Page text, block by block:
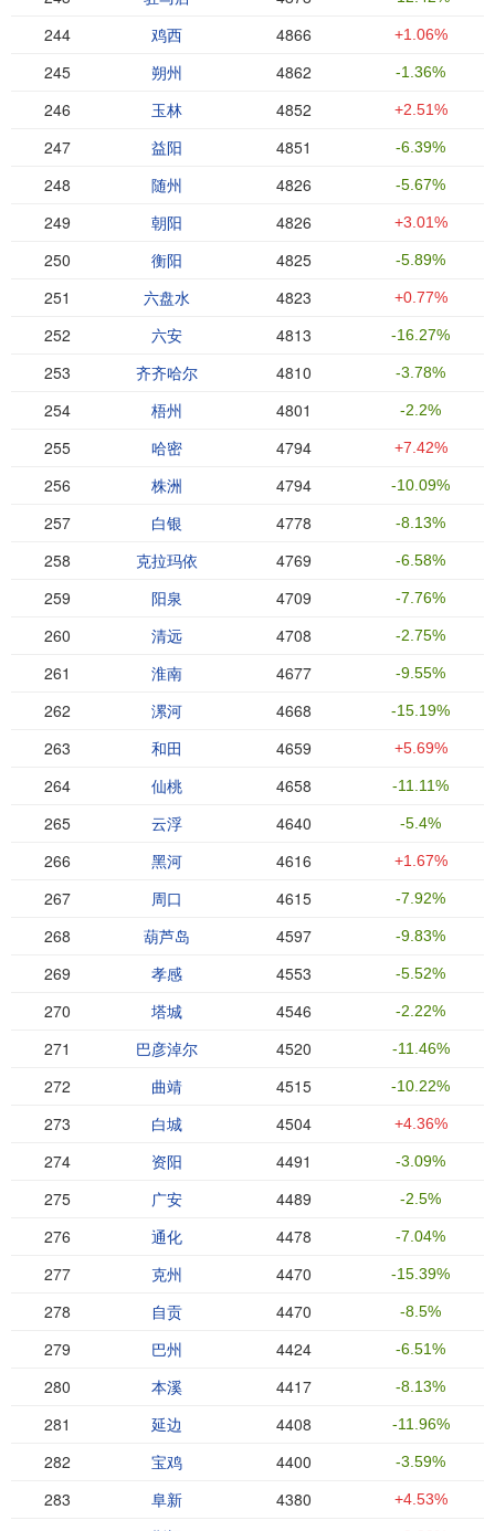
244 鸡西 4866 +1.06%
245 朔州 4862 -1.36%
246 玉林 4852 +2.51%
247 益阳 4851 -6.39%
248 随州 4826 -5.67%
249 朝阳 4826 +3.01%
250 衡阳 4825 -5.89%
251 六盘水 4823 +0.77%
252 六安 4813 -16.27%
253 齐齐哈尔 4810 -3.78%
254 梧州 4801 -2.2%
255 哈密 4794 +7.42%
256 株洲 4794 -10.09%
257 白银 4778 -8.13%
258 克拉玛依 4769 -6.58%
259 阳泉 4709 -7.76%
260 清远 4708 -2.75%
261 淮南 4677 -9.55%
262 漯河 4668 -15.19%
263 和田 4659 +5.69%
264 仙桃 4658 -11.11%
265 云浮 4640 -5.4%
266 黑河 4616 +1.67%
267 周口 4615 -7.92%
268 葫芦岛 4597 -9.83%
269 孝感 4553 -5.52%
270 塔城 4546 -2.22%
271 巴彦淖尔 4520 -11.46%
272 曲靖 4515 -10.22%
273 白城 4504 +4.36%
274 资阳 4491 -3.09%
275 广安 4489 -2.5%
276 通化 4478 -7.04%
277 克州 4470 -15.39%
278 自贡 4470 -8.5%
279 巴州 4424 -6.51%
280 本溪 4417 -8.13%
281 延边 4408 -11.96%
282 宝鸡 4400 -3.59%
283 阜新 4380 +4.53%